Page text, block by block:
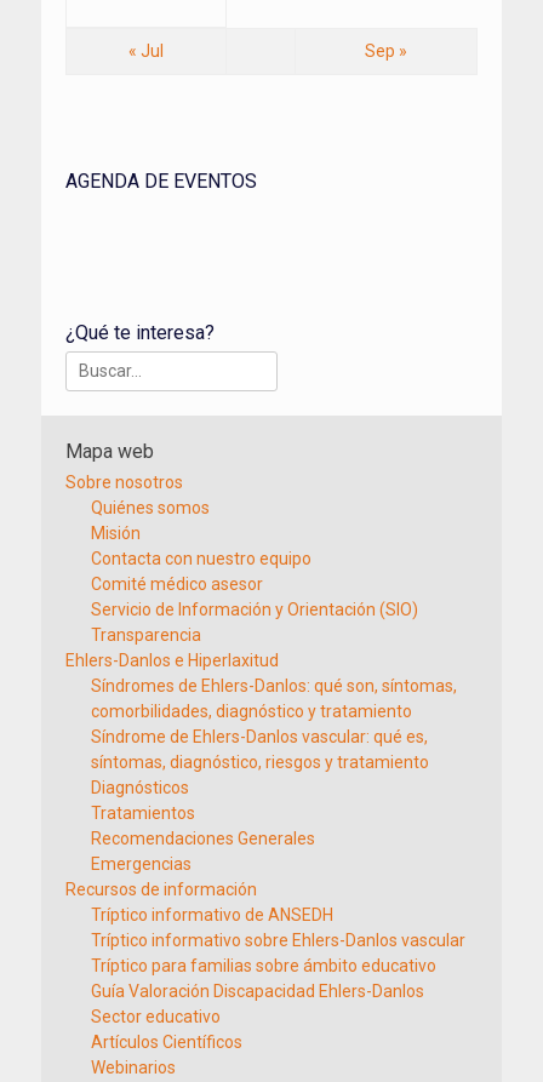
« Jul Sep »
AGENDA DE EVENTOS
¿Qué te interesa?
Buscar:
Mapa web
Sobre nosotros
Quiénes somos
Misión
Contacta con nuestro equipo
Comité médico asesor
Servicio de Información y Orientación (SIO)
Transparencia
Ehlers-Danlos e Hiperlaxitud
Síndromes de Ehlers-Danlos: qué son, síntomas,
comorbilidades, diagnóstico y tratamiento
Síndrome de Ehlers-Danlos vascular: qué es,
síntomas, diagnóstico, riesgos y tratamiento
Diagnósticos
Tratamientos
Recomendaciones Generales
Emergencias
Recursos de información
Tríptico informativo de ANSEDH
Tríptico informativo sobre Ehlers-Danlos vascular
Tríptico para familias sobre ámbito educativo
Guía Valoración Discapacidad Ehlers-Danlos
Sector educativo
Artículos Científicos
Webinarios